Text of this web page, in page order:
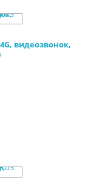
видеозвонок,